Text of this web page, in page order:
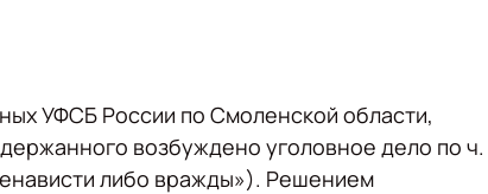
УФСБ России по Смоленской области,
возбуждено уголовное дело по ч.
либо вражды»). Решением